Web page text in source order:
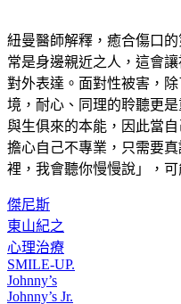
常是身邊親近之人，這會
對外表達。面對性被害，
境，耐心、同理的聆聽更
與生俱來的本能，因此當
擔心自己不專業，只需要
裡，我會聽你慢慢說」，
東山紀之
心理治療
SMILE-UP.
Johnny’s
Johnny’s Jr.
性被害